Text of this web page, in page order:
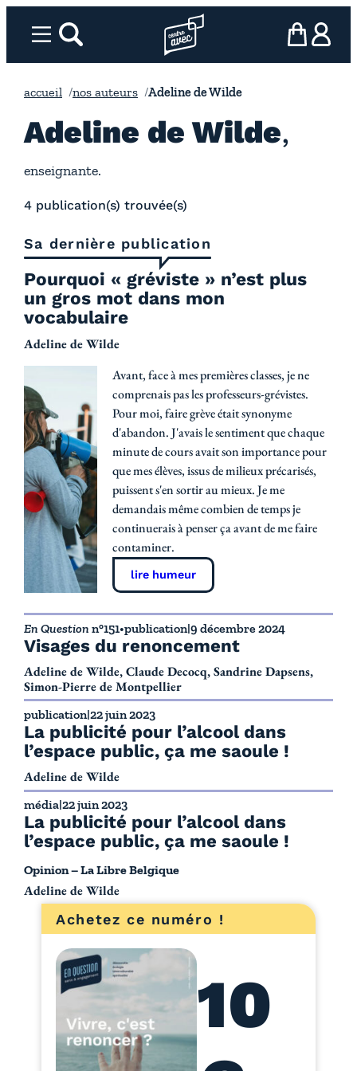
Menurechercher Page d’accueil l’association
mon panier
ma
accueil nos auteurs Adeline de Wilde
Adeline de Wilde
enseignante.
4 publication(s) trouvée(s)
Sa dernière publication
Avant, face à mes premières classes, je ne
comprenais pas les professeurs-grévistes.
Pour moi, faire grève était synonyme
d'abandon. J'avais le sentiment que chaque
minute de cours avait son importance pour
que mes élèves, issus de milieux précarisés,
puissent s'en sortir au mieux. Je me
demandais même combien de temps je
continuerais à penser ça avant de me faire
contaminer.
lire humeur
Pourquoi « gréviste » n’est plus
un gros mot dans mon
vocabulaire
Adeline de Wilde
Visages du renoncement
En Question n°151•publication|9 décembre 2024
Adeline de Wilde, Claude Decocq, Sandrine Dapsens,
Simon-Pierre de Montpellier
La publicité pour l’alcool dans
l’espace public, ça me saoule !
publication|22 juin 2023
Adeline de Wilde
La publicité pour l’alcool dans
l’espace public, ça me saoule !
Opinion – La Libre Belgique
média|22 juin 2023
Adeline de Wilde
Achetez ce numéro !
10